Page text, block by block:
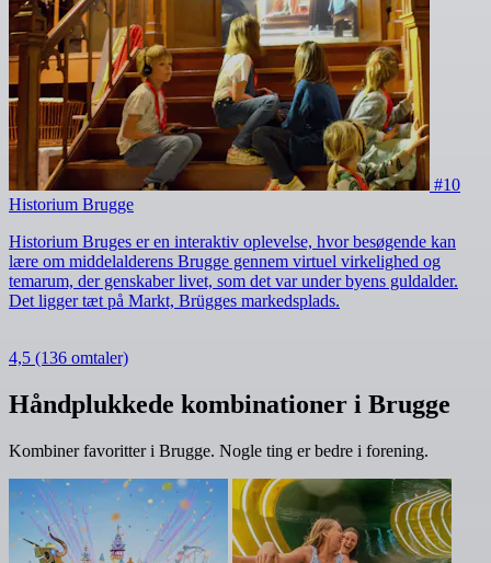
#10
Historium Brugge
Historium Bruges er en interaktiv oplevelse, hvor besøgende kan
lære om middelalderens Brugge gennem virtuel virkelighed og
temarum, der genskaber livet, som det var under byens guldalder.
Det ligger tæt på Markt, Brügges markedsplads.
4,5 (136 omtaler)
Håndplukkede kombinationer i Brugge
Kombiner favoritter i Brugge. Nogle ting er bedre i forening.